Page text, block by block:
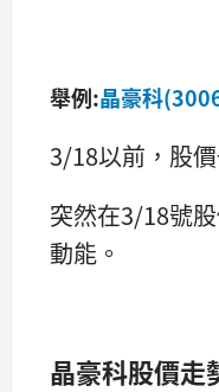
舉例:晶豪科
3/18以前，股
突然在3/18號
動能。
晶豪科股價走